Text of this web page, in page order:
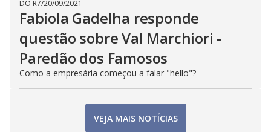
DO R7/20/09/2021
Fabiola Gadelha responde
questão sobre Val Marchiori -
Paredão dos Famosos
Como a empresária começou a falar "hello"?
VEJA MAIS NOTÍCIAS